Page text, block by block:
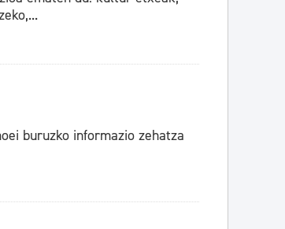
buruzko informazio zehatza